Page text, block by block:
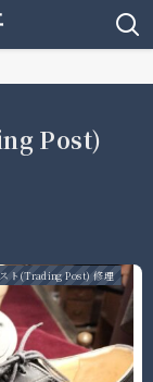
Post)
スト(Trading Post) 修理